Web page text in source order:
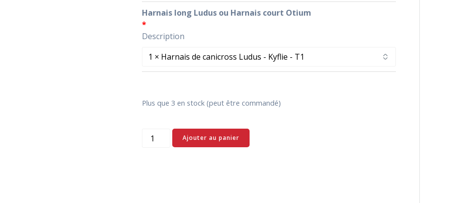
Harnais long Ludus ou Harnais court Otium
Description
Plus que 3 en stock (peut être commandé)
quantité
Ajouter au panier